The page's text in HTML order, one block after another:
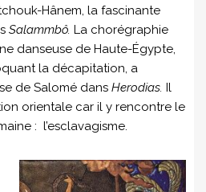
Hânem, la fascinante
Salammbô. La chorégraphie
danseuse de Haute-Égypte,
la décapitation, a
de Salomé dans Herodias. Il
orientale car il y rencontre le
: l’esclavagisme.